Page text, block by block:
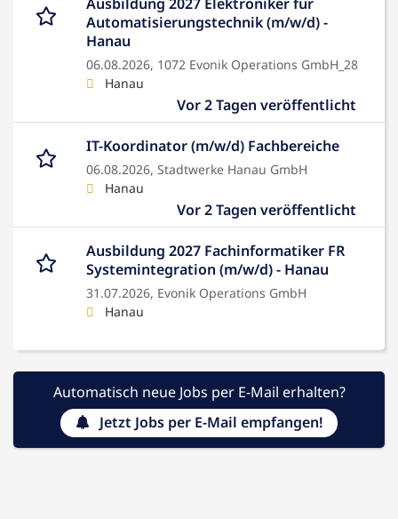
Automatisierungstechnik (m/w/d) -
Hanau
06.08.2026, 1072 Evonik Operations GmbH_28
Hanau
Vor 2 Tagen veröffentlicht
IT-Koordinator (m/w/d) Fachbereiche
06.08.2026, Stadtwerke Hanau GmbH
Hanau
Vor 2 Tagen veröffentlicht
Ausbildung 2027 Fachinformatiker FR
Systemintegration (m/w/d) - Hanau
31.07.2026, Evonik Operations GmbH
Hanau
Automatisch neue Jobs per E-Mail erhalten?
Jetzt Jobs per E-Mail empfangen!